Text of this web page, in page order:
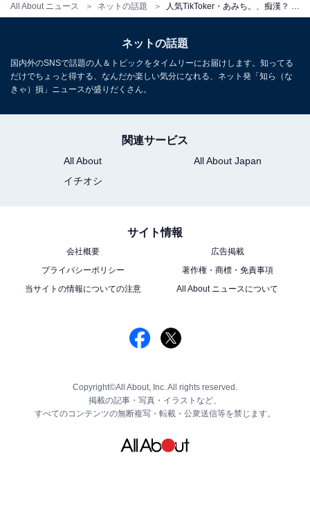
All About ニュース ネットの話題
ネットの話題
国内外のSNSで話題の人＆トピックをタイムリーにお届けします。知ってる
だけでちょっと得する、なんだか楽しい気分になれる、ネット発「知ら（な
きゃ）損」ニュースが盛りだくさん。
関連サービス
All About
All About Japan
イチオシ
サイト情報
会社概要
広告掲載
プライバシーポリシー
著作権・商標・免責事項
当サイトの情報についての注意
All About ニュースについて
Copyright©All About, Inc. All rights reserved.
掲載の記事・写真・イラストなど、
すべてのコンテンツの無断複写・転載・公衆送信等を禁じます。